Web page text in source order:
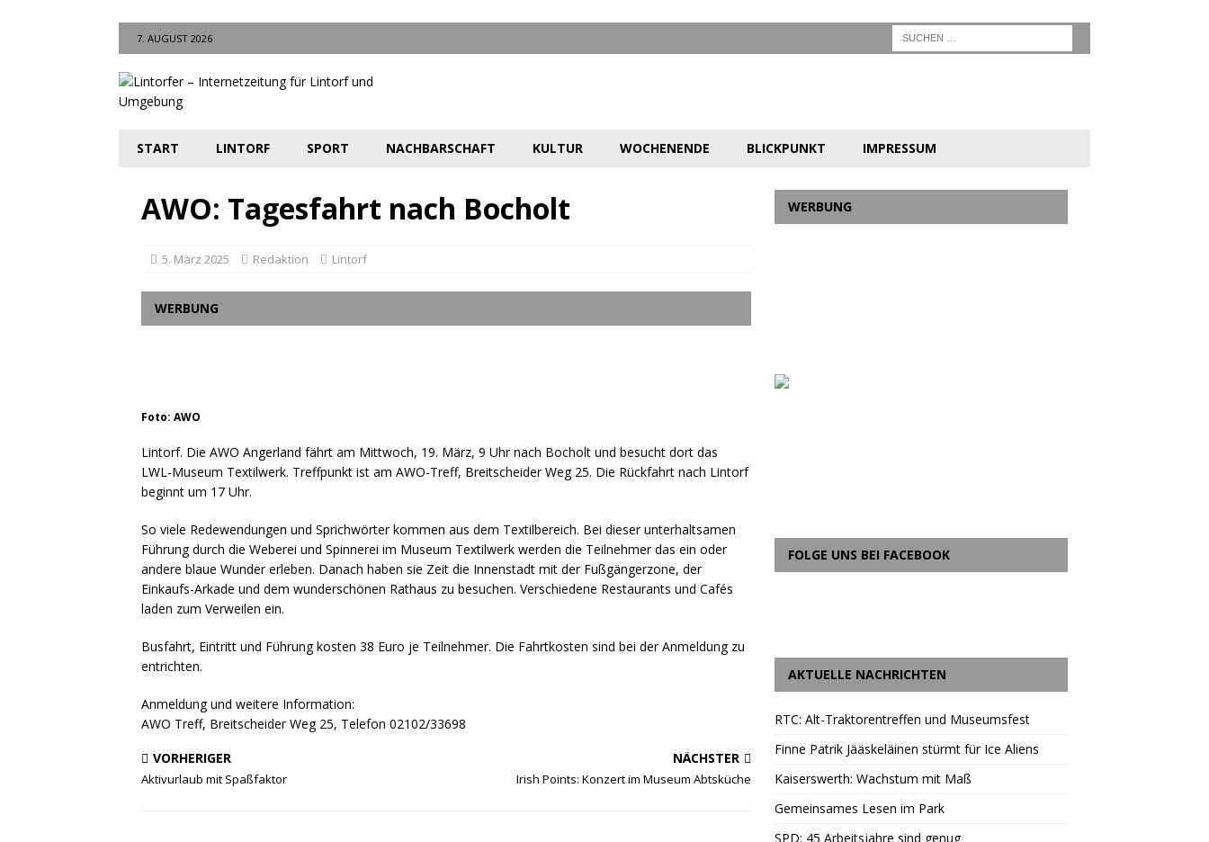
7. AUGUST 2026
START LINTORF SPORT NACHBARSCHAFT KULTUR WOCHENENDE BLICKPUNKT IMPRESSUM
AWO: Tagesfahrt nach Bocholt
5. März 2025 Redaktion Lintorf
WERBUNG
Foto: AWO
Lintorf. Die AWO Angerland fährt am Mittwoch, 19. März, 9 Uhr nach Bocholt und besucht dort das
LWL-Museum Textilwerk. Treffpunkt ist am AWO-Treff, Breitscheider Weg 25. Die Rückfahrt nach Lintorf
beginnt um 17 Uhr.
So viele Redewendungen und Sprichwörter kommen aus dem Textilbereich. Bei dieser unterhaltsamen
Führung durch die Weberei und Spinnerei im Museum Textilwerk werden die Teilnehmer das ein oder
andere blaue Wunder erleben. Danach haben sie Zeit die Innenstadt mit der Fußgängerzone, der
Einkaufs-Arkade und dem wunderschönen Rathaus zu besuchen. Verschiedene Restaurants und Cafés
laden zum Verweilen ein.
Busfahrt, Eintritt und Führung kosten 38 Euro je Teilnehmer. Die Fahrtkosten sind bei der Anmeldung zu
entrichten.
Anmeldung und weitere Information:
AWO Treff, Breitscheider Weg 25, Telefon 02102/33698
VORHERIGER
Aktivurlaub mit Spaßfaktor
NÄCHSTER
Irish Points: Konzert im Museum Abtsküche
WERBUNG
FOLGE UNS BEI FACEBOOK
AKTUELLE NACHRICHTEN
RTC: Alt-Traktorentreffen und Museumsfest
Finne Patrik Jääskeläinen stürmt für Ice Aliens
Kaiserswerth: Wachstum mit Maß
Gemeinsames Lesen im Park
SPD: 45 Arbeitsjahre sind genug